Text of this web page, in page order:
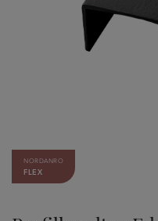
NORDANRO
FLEX